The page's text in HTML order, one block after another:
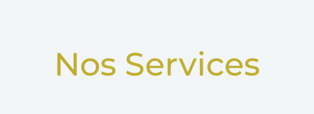
Nos Services